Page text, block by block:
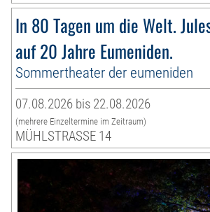
In 80 Tagen um die Welt.
auf 20 Jahre Eumeniden.
Sommertheater der eumeniden
07.08.2026 bis 22.08.2026
(mehrere Einzeltermine im Zeitraum)
MÜHLSTRASSE 14